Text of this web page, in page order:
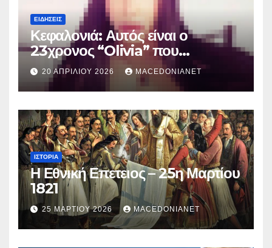
ΕΙΔΉΣΕΙΣ
Κεφαλονιά: Αυτός είναι ο
23χρονος “Olivia” που
κατηγορείται για τον θάνατο της
Μυρτούς
20 ΑΠΡΙΛΊΟΥ 2026 MACEDONIANET
ΙΣΤΟΡΊΑ
Η Εθνική Επετειος – 25η Μαρτίου
1821
25 ΜΑΡΤΊΟΥ 2026 MACEDONIANET